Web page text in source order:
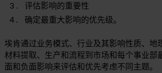
评估影响的重要性
确定最重大影响的优先级。
埃肯通过业务模式、行业及其影响性质、
材料提取、生产和流程到市场和每个事业
面和负面影响来评估和优先考虑不同主题。